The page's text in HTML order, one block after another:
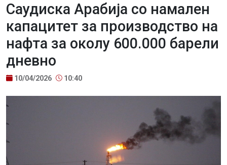
Саудиска Арабија со намален
капацитет за производство на
нафта за околу 600.000 барели
дневно
10/04/2026 10:40